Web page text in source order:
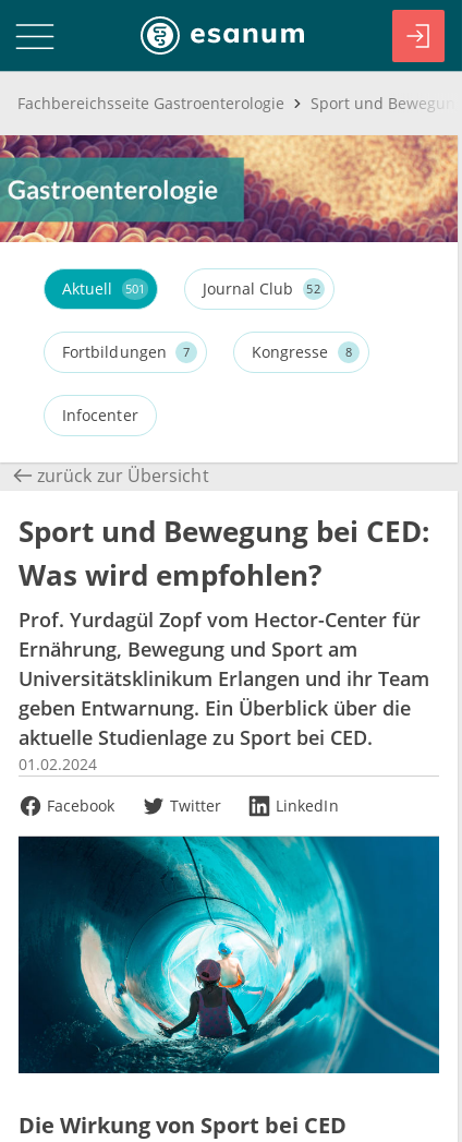
Fachbereichsseite Gastroenterologie Sport und
Aktuell 501 Journal Club 52
Fortbildungen 7 Kongresse 8
Infocenter
zurück zur Übersicht
Sport und Bewegung bei CED:
Was wird empfohlen?
Prof. Yurdagül Zopf vom Hector-Center für
Ernährung, Bewegung und Sport am
Universitätsklinikum Erlangen und ihr Team
geben Entwarnung. Ein Überblick über die
aktuelle Studienlage zu Sport bei CED.
01.02.2024
Facebook
Twitter LinkedIn
Die Wirkung von Sport bei CED